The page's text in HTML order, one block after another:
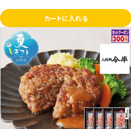
カートに入れる